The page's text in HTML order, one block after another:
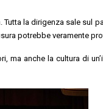
la dirigenza sale sul
potrebbe veramente
ma anche la cultura di